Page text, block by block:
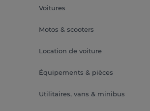
Voitures
Motos & scooters
Location de voiture
Équipements & pièces
Utilitaires, vans & minibus